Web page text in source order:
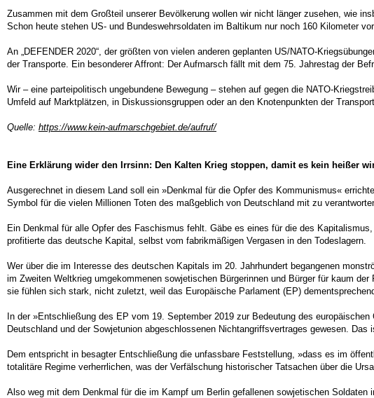
Zusammen mit dem Großteil unserer Bevölkerung wollen wir nicht länger zusehen, wie
Schon heute stehen US- und Bundeswehrsoldaten im Baltikum nur noch 160 Kilometer
An „DEFENDER 2020“, der größten von vielen anderen geplanten US/NATO-
der Transporte. Ein besonderer Affront: Der Aufmarsch fällt mit dem 75. Jahrestag der
Wir – eine parteipolitisch ungebundene Bewegung – stehen auf gegen die NATO-
Umfeld auf Marktplätzen, in Diskussionsgruppen oder an den Knotenpunkten der
Quelle: https://www.kein-aufmarschgebiet.de/aufruf/
Eine Erklärung wider den Irrsinn: Den Kalten Krieg stoppen, damit es kein heißer
Ausgerechnet in diesem Land soll ein »Denkmal für die Opfer des Kommunismus«
Symbol für die vielen Millionen Toten des maßgeblich von Deutschland mit zu
Ein Denkmal für alle Opfer des Faschismus fehlt. Gäbe es eines für die des
profitierte das deutsche Kapital, selbst vom fabrikmäßigen Vergasen in den Todeslagern.
Wer über die im Interesse des deutschen Kapitals im 20. Jahrhundert begangenen
im Zweiten Weltkrieg umgekommenen sowjetischen Bürgerinnen und Bürger für kaum
sie fühlen sich stark, nicht zuletzt, weil das Europäische Parlament (EP)
In der »Entschließung des EP vom 19. September 2019 zur Bedeutung des
Deutschland und der Sowjetunion abgeschlossenen Nichtangriffsvertrages gewesen.
Dem entspricht in besagter Entschließung die unfassbare Feststellung, »dass es im
totalitäre Regime verherrlichen, was der Verfälschung historischer Tatsachen über die
Also weg mit dem Denkmal für die im Kampf um Berlin gefallenen sowjetischen